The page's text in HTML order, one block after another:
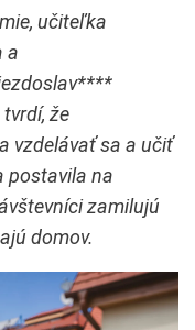
učiteľka
a
že
vzdelávať sa a učiť
postavila na
zamilujú
domov.